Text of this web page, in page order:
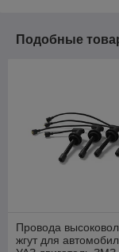
Подобные
Провода
жгут для